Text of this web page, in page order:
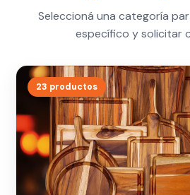
Seleccioná una categoría
específico y solicitar
23 productos